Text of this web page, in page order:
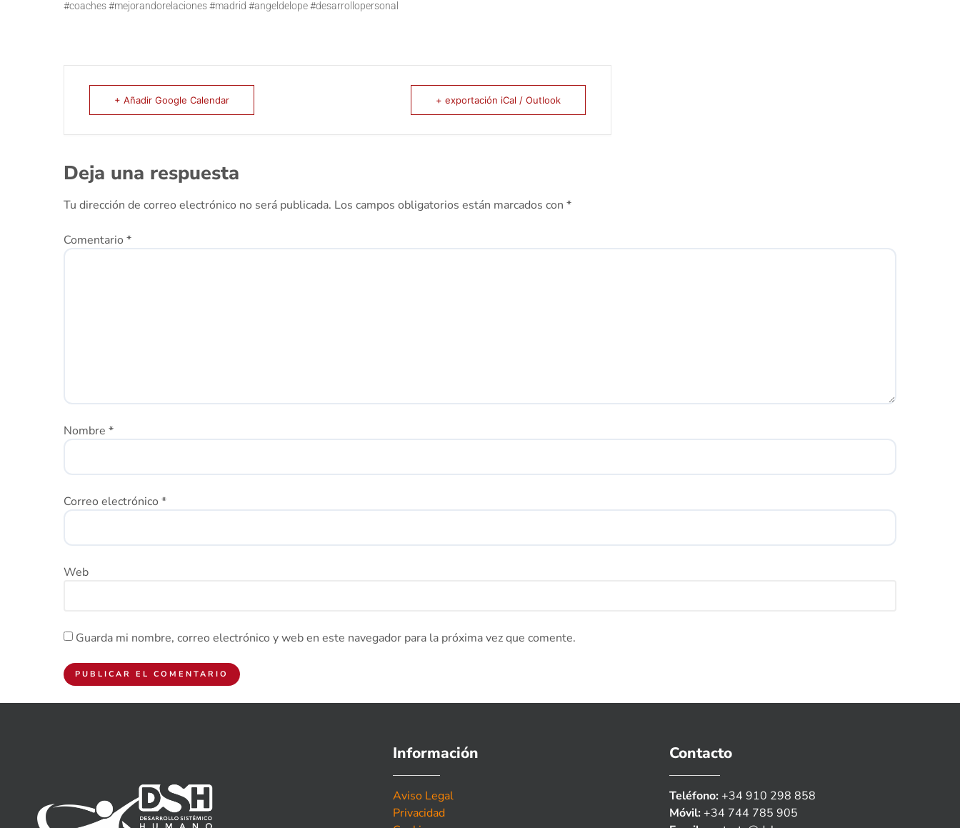
#coaches #mejorandorelaciones #madrid #angeldelope #desarrollopersonal
+ Añadir Google Calendar + exportación iCal / Outlook
Deja una respuesta
Tu dirección de correo electrónico no será publicada. Los campos obligatorios están marcados con *
Comentario *
Nombre *
Correo electrónico *
Web
Guarda mi nombre, correo electrónico y web en este navegador para la próxima vez que comente.
Información
Aviso Legal
Privacidad
Contacto
Teléfono: +34 910 298 858
Móvil: +34 744 785 905